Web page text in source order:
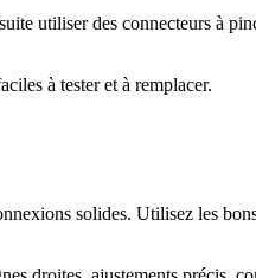
utiliser des connecteurs à
à tester et à remplacer.
solides. Utilisez les